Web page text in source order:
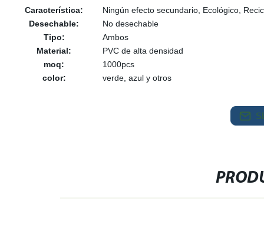
Característica:
Ningún efecto secundario, Ecológico,
Desechable:
No desechable
Tipo:
Ambos
Material:
PVC de alta densidad
moq:
1000pcs
color:
verde, azul y otros